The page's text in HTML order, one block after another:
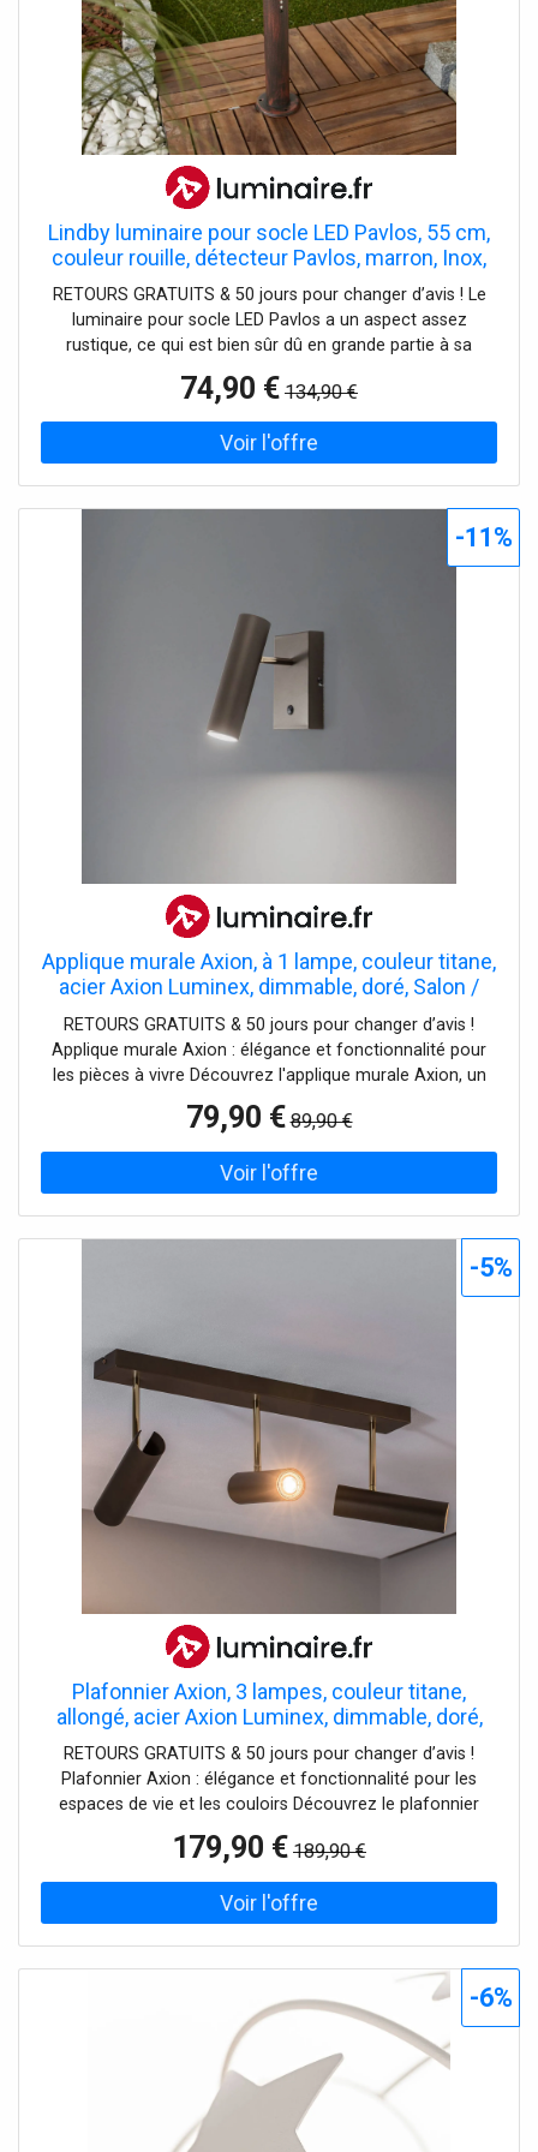
Lindby luminaire pour socle LED Pavlos, 55 cm,
couleur rouille, détecteur Pavlos, marron, Inox,
Maison de campagne / Rustique
RETOURS GRATUITS & 50 jours pour changer d’avis ! Le
luminaire pour socle LED Pavlos a un aspect assez
rustique, ce qui est bien sûr dû en grande partie à sa
détecteur intégré : angle de détection de 90 degrés,
portée de 5 à 7 mètres, durée d'éclairage réglable de 10
secondes à 4 minutes.
74,90 € 134,90 €
Applique murale Axion, à 1 lampe, couleur titane,
acier Axion Luminex, dimmable, doré, Salon /
Salle à manger, Métal, Moderne, Projecteur
halogène
RETOURS GRATUITS & 50 jours pour changer d’avis !
Applique murale Axion : élégance et fonctionnalité pour
les pièces à vivre Découvrez l'applique murale Axion, un
chef-d'œuvre de design moderne qui séduit non
seulement par sa surface couleur titane, mais aussi par sa
polyvalence dans le salon, le couloir et la chambre à
coucher. Fabriquée en Europe, cette lampe à 1 lampe en
79,90 € 89,90 €
-11%
Plafonnier Axion, 3 lampes, couleur titane,
allongé, acier Axion Luminex, dimmable, doré,
Salon / Salle à manger, Métal, Moderne,
Projecteur halogène
RETOURS GRATUITS & 50 jours pour changer d’avis !
Plafonnier Axion : élégance et fonctionnalité pour les
espaces de vie et les couloirs Découvrez le plafonnier
Axion, une pièce design à 3 lampes qui, avec sa finition
couleur titane et sa structure en acier robuste, apporte
une élégance moderne à tous les espaces de vie et de
couloir. Fabriqué en Europe, ce luminaire reflète la haute
Axion peut être facilement combiné avec un variateur
d'intensité variable externe pour ajuster l'intensité
lumineuse à volonté et ainsi personnaliser l'atmosphère
de la pièce.
179,90 € 189,90 €
-5%
-6%